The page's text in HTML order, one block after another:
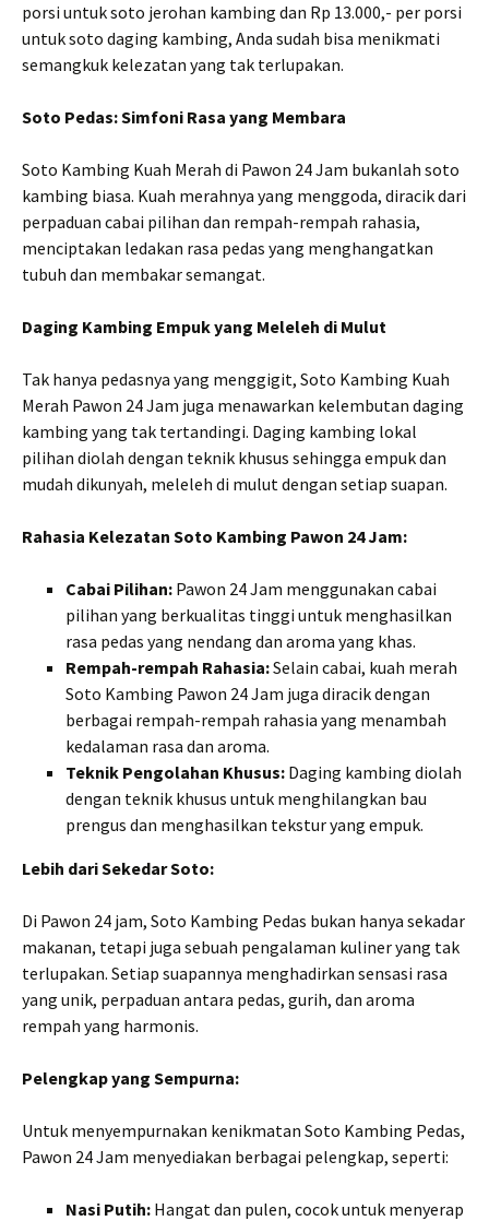
porsi untuk soto jerohan kambing dan Rp 13.000,- per porsi
untuk soto daging kambing, Anda sudah bisa menikmati
semangkuk kelezatan yang tak terlupakan.
Soto Pedas: Simfoni Rasa yang Membara
Soto Kambing Kuah Merah di Pawon 24 Jam bukanlah soto
kambing biasa. Kuah merahnya yang menggoda, diracik dari
perpaduan cabai pilihan dan rempah-rempah rahasia,
menciptakan ledakan rasa pedas yang menghangatkan
tubuh dan membakar semangat.
Daging Kambing Empuk yang Meleleh di Mulut
Tak hanya pedasnya yang menggigit, Soto Kambing Kuah
Merah Pawon 24 Jam juga menawarkan kelembutan daging
kambing yang tak tertandingi. Daging kambing lokal
pilihan diolah dengan teknik khusus sehingga empuk dan
mudah dikunyah, meleleh di mulut dengan setiap suapan.
Rahasia Kelezatan Soto Kambing Pawon 24 Jam:
Cabai Pilihan: Pawon 24 Jam menggunakan cabai
pilihan yang berkualitas tinggi untuk menghasilkan
rasa pedas yang nendang dan aroma yang khas.
Rempah-rempah Rahasia:Selain cabai, kuah merah
Soto Kambing Pawon 24 Jam juga diracik dengan
berbagai rempah-rempah rahasia yang menambah
kedalaman rasa dan aroma.
Teknik Pengolahan Khusus: Daging kambing diolah
dengan teknik khusus untuk menghilangkan bau
prengus dan menghasilkan tekstur yang empuk.
Lebih dari Sekedar Soto:
Di Pawon 24 jam, Soto Kambing Pedas bukan hanya sekadar
makanan, tetapi juga sebuah pengalaman kuliner yang tak
terlupakan. Setiap suapannya menghadirkan sensasi rasa
yang unik, perpaduan antara pedas, gurih, dan aroma
rempah yang harmonis.
Pelengkap yang Sempurna:
Untuk menyempurnakan kenikmatan Soto Kambing Pedas,
Pawon 24 Jam menyediakan berbagai pelengkap, seperti:
Nasi Putih: Hangat dan pulen, cocok untuk menyerap